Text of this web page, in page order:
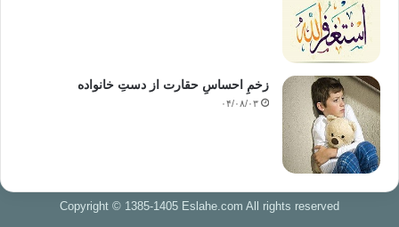
زخمِ احساسِ حقارت از دستِ خانواده
۰۴/۰۸/۰۳
Copyright © 1385-1405 Eslahe.com All rights reserved